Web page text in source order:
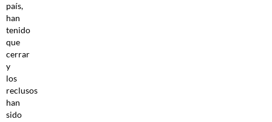
país,
han
tenido
que
cerrar
y
los
reclusos
han
sido